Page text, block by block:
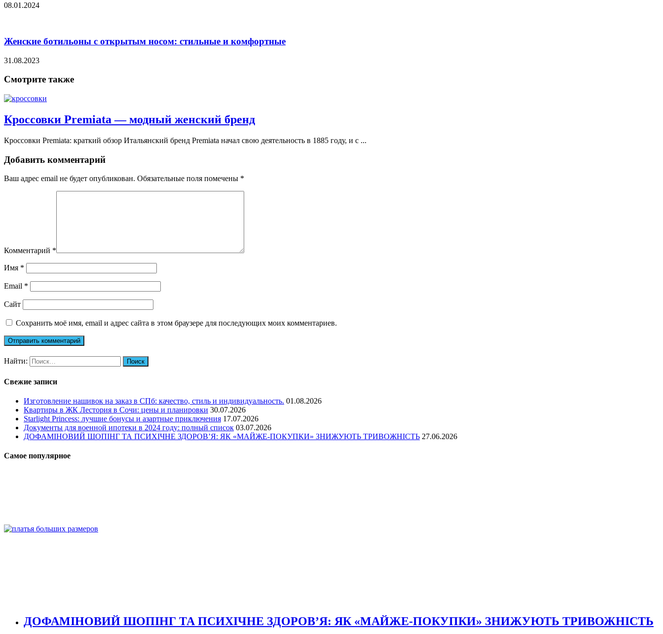
08.01.2024
Женские ботильоны с открытым носом: стильные и комфортные
31.08.2023
Смотрите также
Кроссовки Premiata — модный женский бренд
Кроссовки Premiata: краткий обзор Итальянский бренд Premiata начал свою деятельность в 1885 году, и с ...
Добавить комментарий
Ваш адрес email не будет опубликован. Обязательные поля помечены *
Комментарий *
Имя *
Email *
Сайт
Сохранить моё имя, email и адрес сайта в этом браузере для последующих моих комментариев.
Найти:
Свежие записи
Изготовление нашивок на заказ в СПб: качество, стиль и индивидуальность. 01.08.2026
Квартиры в ЖК Лестория в Сочи: цены и планировки 30.07.2026
Starlight Princess: лучшие бонусы и азартные приключения 17.07.2026
Документы для военной ипотеки в 2024 году: полный список 03.07.2026
ДОФАМІНОВИЙ ШОПІНГ ТА ПСИХІЧНЕ ЗДОРОВ’Я: ЯК «МАЙЖЕ-ПОКУПКИ» ЗНИЖУЮТЬ ТРИВОЖНІСТЬ 27.06.2026
Самое популярное
ДОФАМІНОВИЙ ШОПІНГ ТА ПСИХІЧНЕ ЗДОРОВ’Я: ЯК «МАЙЖЕ-ПОКУПКИ» ЗНИЖУЮТЬ ТРИВОЖНІСТЬ